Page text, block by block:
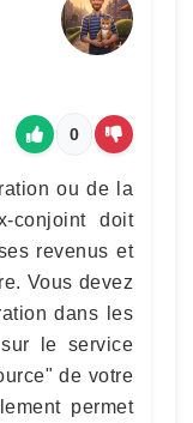
0
ou de la
conjoint doit
revenus et
Vous devez
dans les
le service
de votre
permet